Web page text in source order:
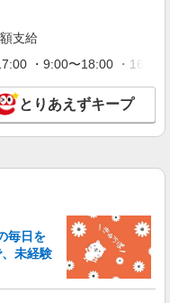
詳細を見る
の看護師＊ブランクあっ
詳細を見る
支給
・9:00〜18:00 ・
とりあえずキープ
毎日を
未経験